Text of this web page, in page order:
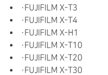
・FUJIFILM X-T3
・FUJIFILM X-T4
・FUJIFILM X-H1
・FUJIFILM X-T10
・FUJIFILM X-T20
・FUJIFILM X-T30